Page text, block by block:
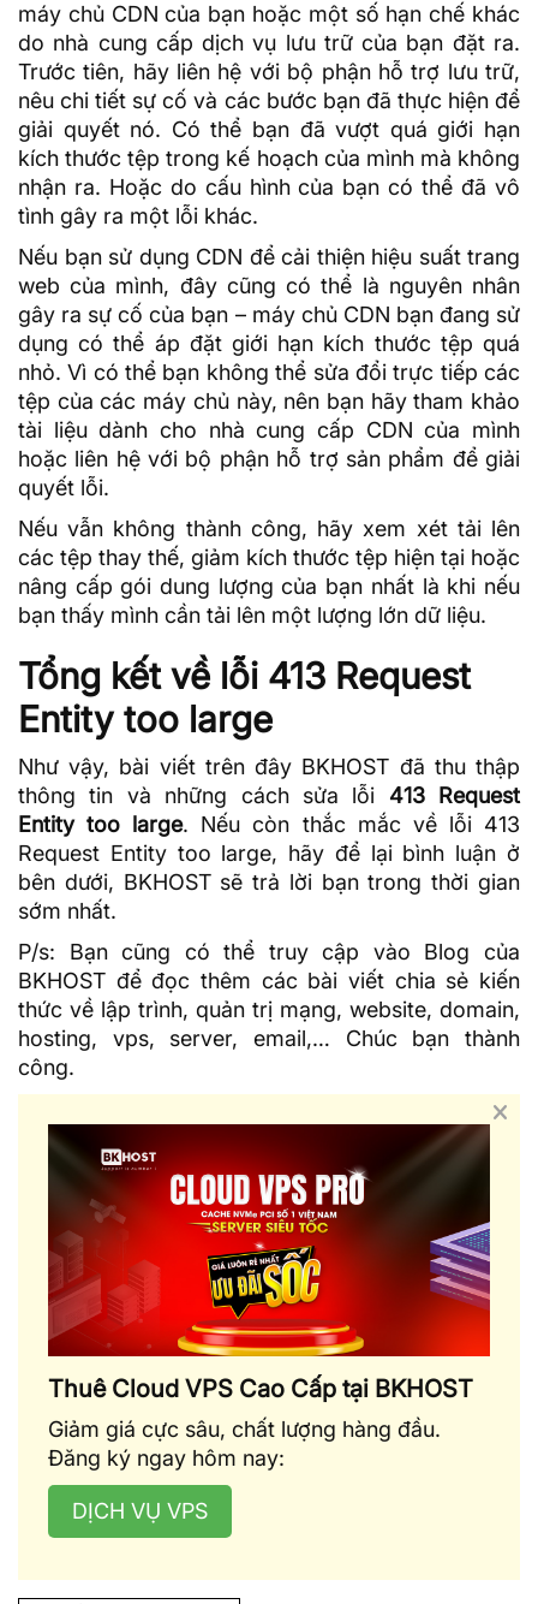
máy chủ CDN của bạn hoặc một số hạn chế khác
do nhà cung cấp dịch vụ lưu trữ của bạn đặt ra.
Trước tiên, hãy liên hệ với bộ phận hỗ trợ lưu trữ,
nêu chi tiết sự cố và các bước bạn đã thực hiện để
giải quyết nó. Có thể bạn đã vượt quá giới hạn
kích thước tệp trong kế hoạch của mình mà không
nhận ra. Hoặc do cấu hình của bạn có thể đã vô
tình gây ra một lỗi khác.
Nếu bạn sử dụng CDN để cải thiện hiệu suất trang
web của mình, đây cũng có thể là nguyên nhân
gây ra sự cố của bạn – máy chủ CDN bạn đang sử
dụng có thể áp đặt giới hạn kích thước tệp quá
nhỏ. Vì có thể bạn không thể sửa đổi trực tiếp các
tệp của các máy chủ này, nên bạn hãy tham khảo
tài liệu dành cho nhà cung cấp CDN của mình
hoặc liên hệ với bộ phận hỗ trợ sản phẩm để giải
quyết lỗi.
Nếu vẫn không thành công, hãy xem xét tải lên
các tệp thay thế, giảm kích thước tệp hiện tại hoặc
nâng cấp gói dung lượng của bạn nhất là khi nếu
bạn thấy mình cần tải lên một lượng lớn dữ liệu.
Tổng kết về lỗi 413 Request
Entity too large
Như vậy, bài viết trên đây BKHOST đã thu thập
thông tin và những cách sửa lỗi 413 Request
Entity too large. Nếu còn thắc mắc về lỗi 413
Request Entity too large, hãy để lại bình luận ở
bên dưới, BKHOST sẽ trả lời bạn trong thời gian
sớm nhất.
P/s: Bạn cũng có thể truy cập vào Blog của
BKHOST để đọc thêm các bài viết chia sẻ kiến
thức về lập trình, quản trị mạng, website, domain,
hosting, vps, server, email,… Chúc bạn thành
công.
Thuê Cloud VPS Cao Cấp tại BKHOST
Giảm giá cực sâu, chất lượng hàng đầu.
Đăng ký ngay hôm nay:
DỊCH VỤ VPS